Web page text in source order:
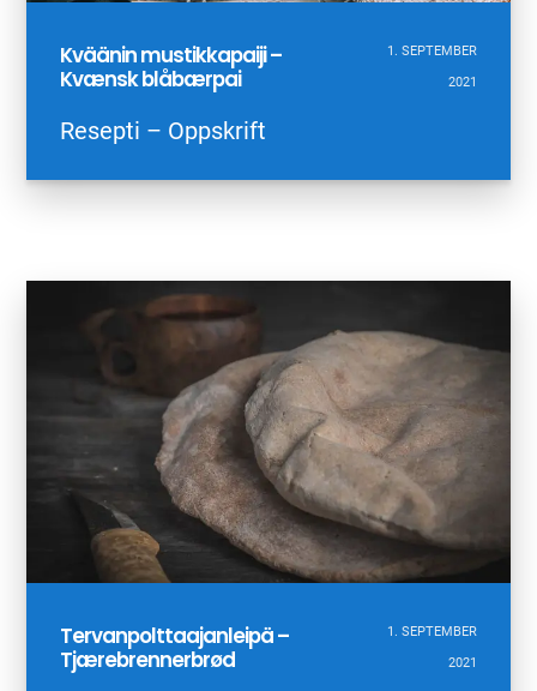
Kväänin mustikkapaiji –
Kvænsk blåbærpai
1. SEPTEMBER
2021
Resepti – Oppskrift
Tervanpolttaajanleipä –
Tjærebrennerbrød
1. SEPTEMBER
2021